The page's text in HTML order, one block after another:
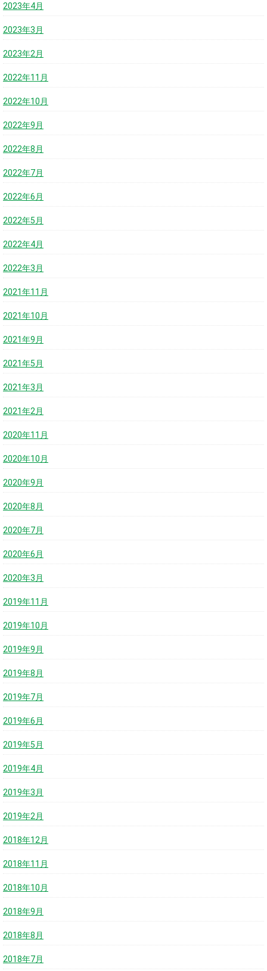
2023年4月
2023年3月
2023年2月
2022年11月
2022年10月
2022年9月
2022年8月
2022年7月
2022年6月
2022年5月
2022年4月
2022年3月
2021年11月
2021年10月
2021年9月
2021年5月
2021年3月
2021年2月
2020年11月
2020年10月
2020年9月
2020年8月
2020年7月
2020年6月
2020年3月
2019年11月
2019年10月
2019年9月
2019年8月
2019年7月
2019年6月
2019年5月
2019年4月
2019年3月
2019年2月
2018年12月
2018年11月
2018年10月
2018年9月
2018年8月
2018年7月